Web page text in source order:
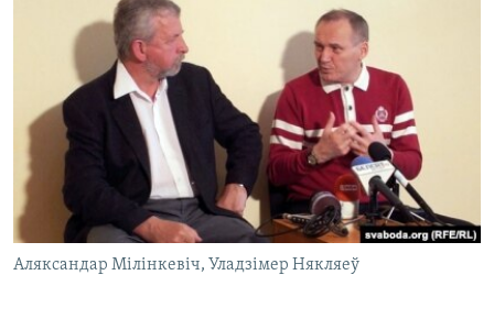
НА ХВАЛЯХ СВАБОДЫ
Аляксандар Мілінкевіч, Уладзімер Някляеў